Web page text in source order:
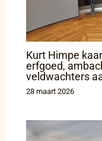
Kurt Himpe
erfgoed,
veldwachters
28 maart 2026